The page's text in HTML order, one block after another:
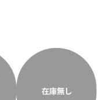
在庫無し